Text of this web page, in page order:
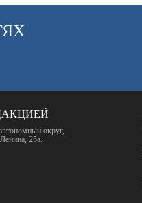
округ,
25а.